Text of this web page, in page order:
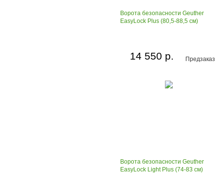
Ворота безопасности Geuther
EasyLock Plus (80,5-88,5 см)
Предзаказ
14 550 р.
Ворота безопасности Geuther
EasyLock Light Plus (74-83 см)